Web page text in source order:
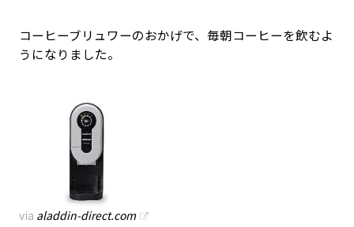
コーヒーブリュワーのおかげで、毎朝コーヒーを飲むよ
うになりました。
via aladdin-direct.com